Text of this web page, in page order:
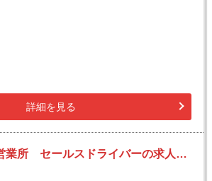
詳細を見る
佐川急便 目黒営業所 セールスドライバーの求人！安定収入と働きがい！大手の佐川急便で長期的に活躍できるチャンス♪